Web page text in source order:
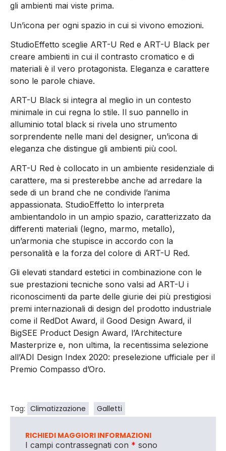
gli ambienti mai viste prima.
Un’icona per ogni spazio in cui si vivono emozioni.
StudioEffetto sceglie ART-U Red e ART-U Black per
creare ambienti in cui il contrasto cromatico e di
materiali è il vero protagonista. Eleganza e carattere
sono le parole chiave.
ART-U Black si integra al meglio in un contesto
minimale in cui regna lo stile. Il suo pannello in
alluminio total black si rivela uno strumento
sorprendente nelle mani del designer, un’icona di
eleganza che distingue gli ambienti più cool.
ART-U Red è collocato in un ambiente residenziale di
carattere, ma si presterebbe anche ad arredare la
sede di un brand che ne condivide l’anima
appassionata. StudioEffetto lo interpreta
ambientandolo in un ampio spazio, caratterizzato da
differenti materiali (legno, marmo, metallo),
un’armonia che stupisce in accordo con la
personalità e la forza del colore di ART-U Red.
Gli elevati standard estetici in combinazione con le
sue prestazioni tecniche sono valsi ad ART-U i
riconoscimenti da parte delle giurie dei più prestigiosi
premi internazionali di design del prodotto industriale
come il RedDot Award, il Good Design Award, il
BigSEE Product Design Award, l’Architecture
Masterprize e, non ultima, la recentissima selezione
all’ADI Design Index 2020: preselezione ufficiale per il
Premio Compasso d’Oro.
Tag: Climatizzazione Galletti
RICHIEDI MAGGIORI INFORMAZIONI
I campi contrassegnati con * sono